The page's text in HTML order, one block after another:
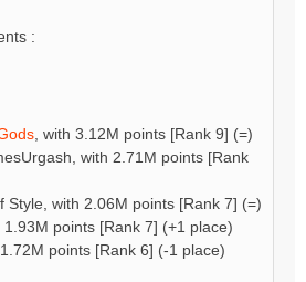
:
, with 3.12M points [Rank 9] (=)
with 2.71M points [Rank
Style, with 2.06M points [Rank 7] (=)
1.93M points [Rank 7] (+1 place)
points [Rank 6] (-1 place)